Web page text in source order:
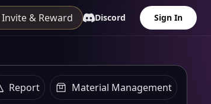
Invite & Reward Discord Sign In
Report Material Management